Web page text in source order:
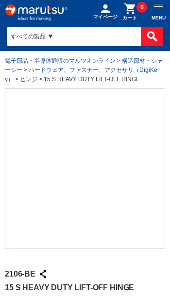
マイページ カート
0
MENU
電子部品・半導体通販のマルツオンライン > 構造部材・シャ
ーシー > ハードウェア、ファスナー、アクセサリ（DigiKe
y）
> ヒンジ > 15 S HEAVY DUTY LIFT-OFF HINGE
2106-BE
15 S HEAVY DUTY LIFT-OFF HINGE